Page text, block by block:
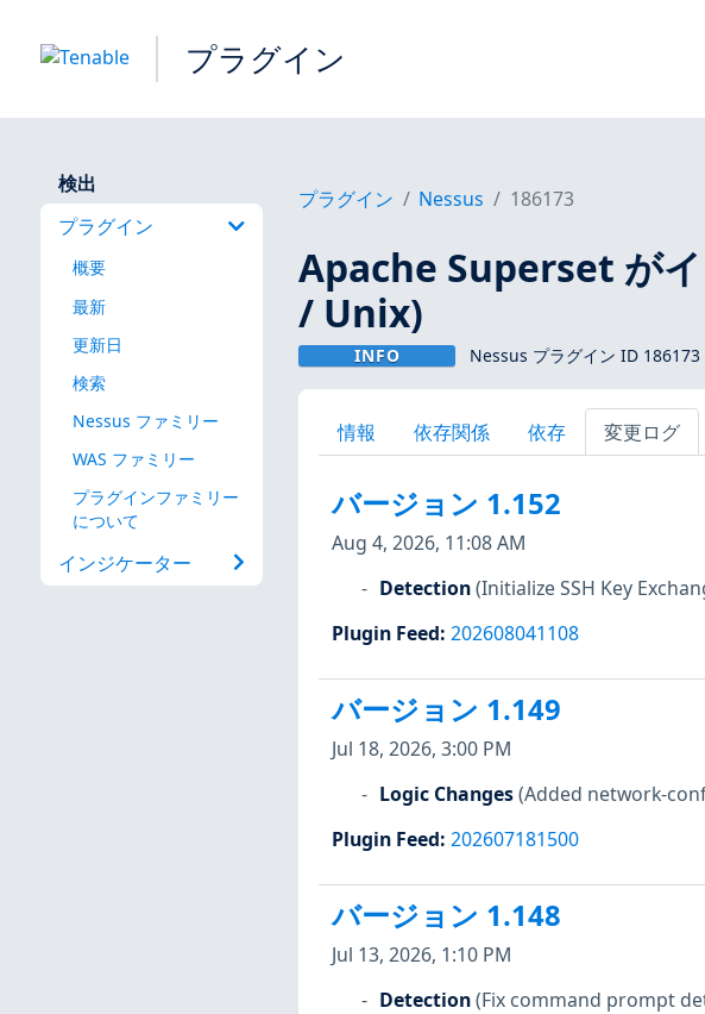
プラグイン
検出
プラグイン
概要
最新
更新日
検索
Nessus ファミリー
WAS ファミリー
プラグインファミリー
について
インジケーター
プラグイン Nessus 186173
Apache Superset が
/ Unix)
INFO Nessus プラグイン ID 186173
情報 依存関係 依存 変更ログ
バージョン 1.152
Aug 4, 2026, 11:08 AM
Detection(Initialize SSH Key
Plugin Feed: 202608041108
バージョン 1.149
Jul 18, 2026, 3:00 PM
Logic Changes(Added network-
Plugin Feed: 202607181500
バージョン 1.148
Jul 13, 2026, 1:10 PM
Detection(Fix command prompt